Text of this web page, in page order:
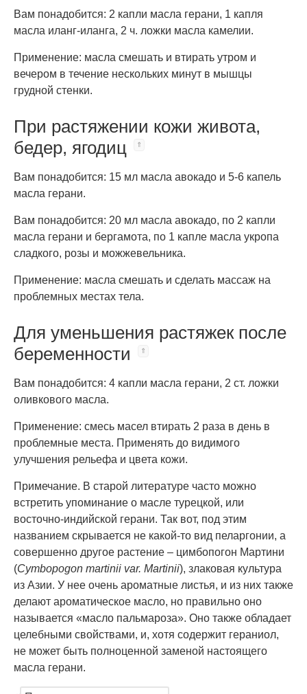
Вам понадобится: 2 капли масла герани, 1 капля
масла иланг-иланга, 2 ч. ложки масла камелии.
Применение: масла смешать и втирать утром и
вечером в течение нескольких минут в мышцы
грудной стенки.
При растяжении кожи живота,
бедер, ягодиц
Вам понадобится: 15 мл масла авокадо и 5-6 капель
масла герани.
Вам понадобится: 20 мл масла авокадо, по 2 капли
масла герани и бергамота, по 1 капле масла укропа
сладкого, розы и можжевельника.
Применение: масла смешать и сделать массаж на
проблемных местах тела.
Для уменьшения растяжек после
беременности
Вам понадобится: 4 капли масла герани, 2 ст. ложки
оливкового масла.
Применение: смесь масел втирать 2 раза в день в
проблемные места. Применять до видимого
улучшения рельефа и цвета кожи.
Примечание. В старой литературе часто можно
встретить упоминание о масле турецкой, или
восточно-индийской герани. Так вот, под этим
названием скрывается не какой-то вид пеларгонии, а
совершенно другое растение – цимбопогон Мартини
(Cymbopogon martinii var. Martinii), злаковая культура
из Азии. У нее очень ароматные листья, и из них также
делают ароматическое масло, но правильно оно
называется «масло пальмароза». Оно также обладает
целебными свойствами, и, хотя содержит гераниол,
не может быть полноценной заменой настоящего
масла герани.